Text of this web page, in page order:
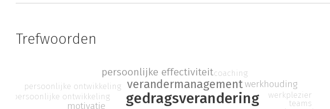
Trefwoorden
gedragsverandering
verandermanagement
persoonlijke effectiviteit
motivatie
werkhouding
persoonlijke ontwikkeling
coaching
werkplezier
persoonlijke ontwikkeling
teams